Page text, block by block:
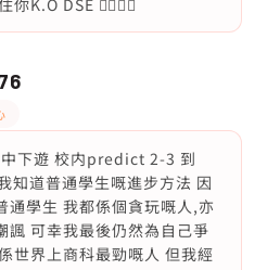
K.O DSE ❤️‍🔥🔥🔥
下遊 校内predict 2-3 到
知道普通學生嘅進步方法 因
通學生 我都係個貪玩嘅人,亦
諷 可幸我最後仍然為自己爭
世界上商科最勁嘅人 但我經